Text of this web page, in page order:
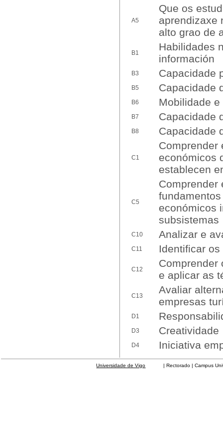
A5
Que os
aprendizaxe
alto grao de
B1
Habilidades
información
B3 Capacidade
B5 Capacidade
B6 Mobilidade
B7 Capacidade
B8 Capacidade
C1
Comprender
económicos
establecen
C5
Comprender
económicos
subsistemas
C10 Analizar e
C11 Identificar
C12
Comprender
e aplicar as
C13
Avaliar
empresas
D1
D3 Creatividade
D4 Iniciativa
Universidade de Vigo | Rectorado | Campus